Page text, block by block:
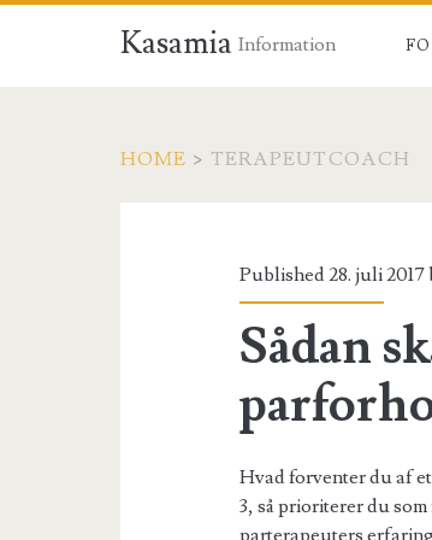
Kasamia Information
HOME > TERAPEUTCOACH
Published 28. juli 2017
Sådan
Hvad forventer du af
3, så prioriterer du
parterapeuters